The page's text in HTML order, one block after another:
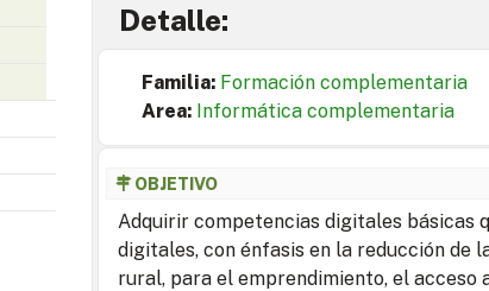
Detalle:
Familia: Formación complementaria
Area: Informática complementaria
OBJETIVO
Adquirir competencias digitales básicas
digitales, con énfasis en la reducción de
rural, para el emprendimiento, el acceso